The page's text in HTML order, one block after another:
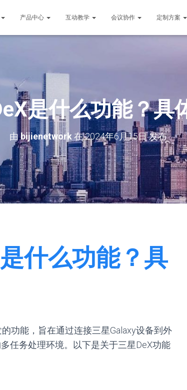
产品中心 互动教学 会议协作 定制方案
是什么功能？具
由bijienetwork 在2024年6月15日发布
什么功能？具
功能，旨在通过连接三星Galaxy设备到外
任务处理环境。以下是关于三星DeX功能